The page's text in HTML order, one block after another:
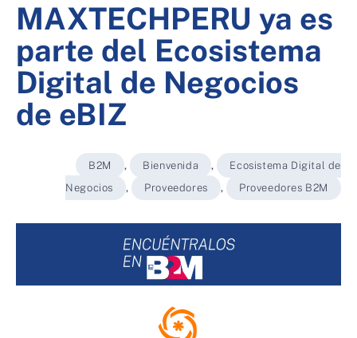
MAXTECHPERU ya es
parte del Ecosistema
Digital de Negocios
de eBIZ
B2M , Bienvenida ,
Ecosistema Digital de
Negocios
, Proveedores , Proveedores B2M